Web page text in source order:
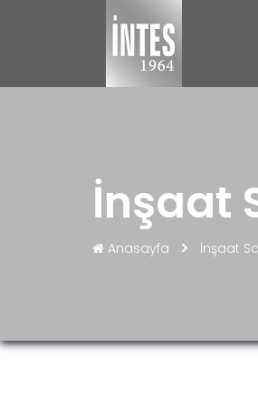
İnşaat
Anasayfa İnşaat